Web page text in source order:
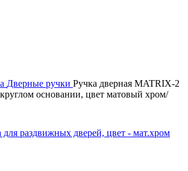
Дверные ручки Ручка дверная MATRIX-2
основании, цвет матовый хром/
раздвижных дверей, цвет - мат.хром